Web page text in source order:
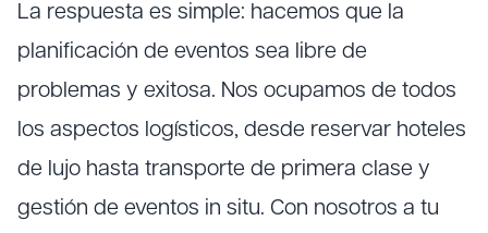
La respuesta es simple: hacemos que la
planificación de eventos sea libre de
problemas y exitosa. Nos ocupamos de todos
los aspectos logísticos, desde reservar hoteles
de lujo hasta transporte de primera clase y
gestión de eventos in situ. Con nosotros a tu